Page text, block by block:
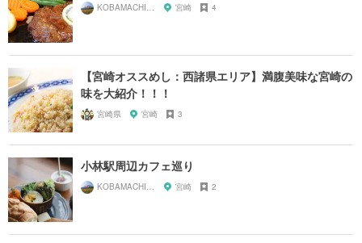
宮崎 4
【宮崎オススめし：西諸県エリア】満腹美味な宮崎の
味を大紹介！！！
宮崎県 宮崎 3
小林駅周辺カフェ巡り
宮崎 2